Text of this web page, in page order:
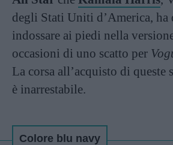
degli Stati Uniti d’America, ha
indossare ai piedi nella
occasioni di uno scatto per
La corsa all’acquisto di queste
è inarrestabile.
Colore blu navy